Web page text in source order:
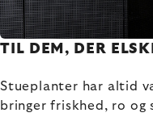
TIL DEM, DER
Stueplanter har altid
bringer friskhed, ro